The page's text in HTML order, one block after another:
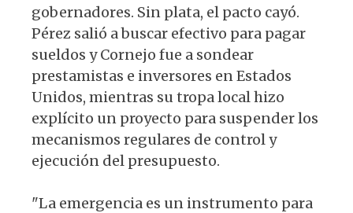
gobernadores. Sin plata, el pacto cayó.
Pérez salió a buscar efectivo para pagar
sueldos y Cornejo fue a sondear
prestamistas e inversores en Estados
Unidos, mientras su tropa local hizo
explícito un proyecto para suspender los
mecanismos regulares de control y
ejecución del presupuesto.
"La emergencia es un instrumento para